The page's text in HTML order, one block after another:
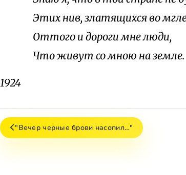
Этих нив, златящихся во
Оттого и дороги мне люди,
Что живут со мною на земле.
1924
"Вечер черные брови насопил…"